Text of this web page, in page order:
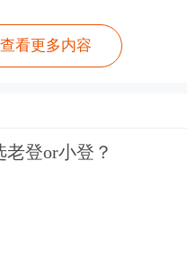
看更多内容
登or小登？